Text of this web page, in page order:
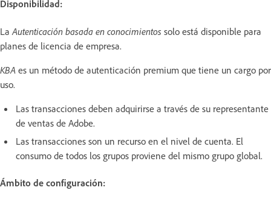
Disponibilidad:
La Autenticación basada en conocimientos solo está disponible para
planes de licencia de empresa.
KBA es un método de autenticación premium que tiene un cargo por
uso.
Las transacciones deben adquirirse a través de su representante
de ventas de Adobe.
Las transacciones son un recurso en el nivel de cuenta. El
consumo de todos los grupos proviene del mismo grupo global.
Ámbito de configuración: